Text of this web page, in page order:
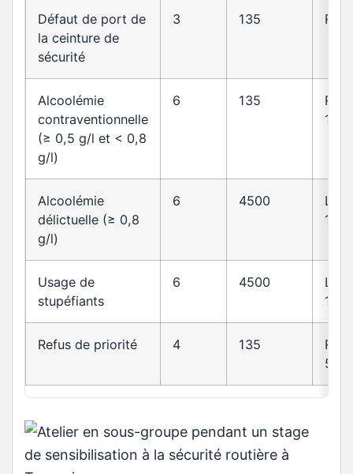
Défaut de port de
la ceinture de
sécurité
3 135
Alcoolémie
contraventionnelle
(≥ 0,5 g/l et < 0,8
g/l)
6 135
1
Alcoolémie
délictuelle (≥ 0,8
g/l)
6 4500
1
Usage de
stupéfiants
6 4500
1
Refus de priorité 4 135
5